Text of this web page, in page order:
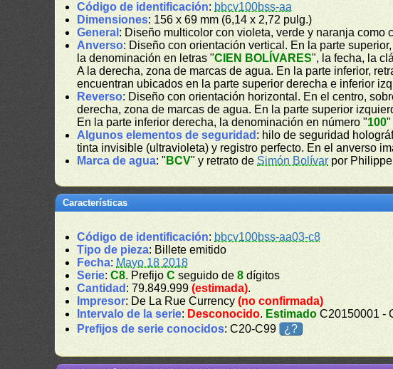
Código de identificación: bbcv100bss-aa
Dimensiones: 156 x 69 mm (6,14 x 2,72 pulg.)
General : Diseño multicolor con violeta, verde y naranja como
Anverso: Diseño con orientación vertical. En la parte superior,
la denominación en letras "CIEN BOLÍVARES", la fecha, la
A la derecha, zona de marcas de agua. En la parte inferior,
encuentran ubicados en la parte superior derecha e inferior
Reverso: Diseño con orientación horizontal. En el centro,
derecha, zona de marcas de agua. En la parte superior
En la parte inferior derecha, la denominación en número "100"
Algunos elementos de seguridad : hilo de seguridad
tinta invisible (ultravioleta) y registro perfecto. En el anverso
Marca de agua: " BCV" y retrato de Simón Bolívar por
Características
Código de identificación: bbcv100bss-aa03-c8
Tipo de pieza: Billete emitido
Fecha: Mayo 18 2018
Serie:C8. PrefijoC seguido de8 dígitos
Cantidad : 79.849.999(estimada).
Impresor: De La Rue Currency(no confirmada)
Intervalo de la serie: Desconocido. Estimado C20150001 -
Prefijos de serie conocidos: C20-C99 ¿?